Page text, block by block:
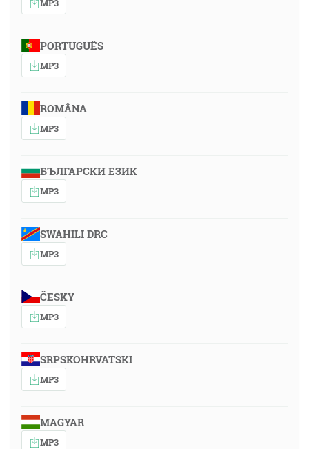
PORTUGUÊS
MP3
ROMÂNA
MP3
БЪЛГАРСКИ ЕЗИК
MP3
SWAHILI DRC
MP3
ČESKY
MP3
SRPSKOHRVATSKI
MP3
MAGYAR
MP3